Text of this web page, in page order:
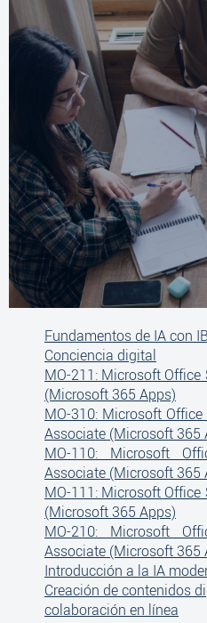
Fundamentos de IA con
Conciencia digital
MO-211: Microsoft Office
(Microsoft 365 Apps)
MO-310: Microsoft
Associate (Microsoft 365
MO-110: Microsoft
Associate (Microsoft 365
MO-111: Microsoft Office
(Microsoft 365 Apps)
MO-210: Microsoft
Associate (Microsoft 365
Introducción a la IA
Creación de contenidos
colaboración en línea